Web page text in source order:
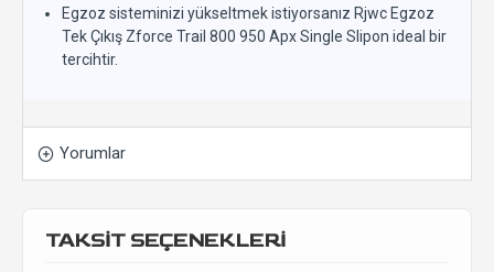
Egzoz sisteminizi yükseltmek istiyorsanız Rjwc Egzoz
Tek Çıkış Zforce Trail 800 950 Apx Single Slipon ideal bir
tercihtir.
Yorumlar
TAKSİT SEÇENEKLERİ